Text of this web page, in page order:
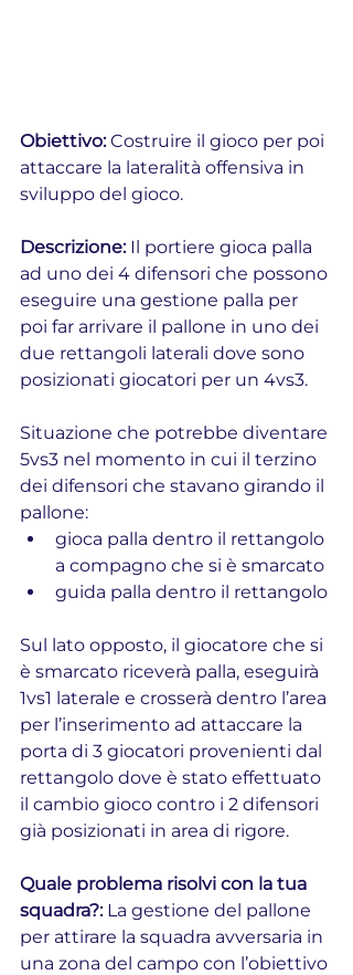
Obiettivo: Costruire il gioco per poi
attaccare la lateralità offensiva in
sviluppo del gioco.
Descrizione: Il portiere gioca palla
ad uno dei 4 difensori che possono
eseguire una gestione palla per
poi far arrivare il pallone in uno dei
due rettangoli laterali dove sono
posizionati giocatori per un 4vs3.
Situazione che potrebbe diventare
5vs3 nel momento in cui il terzino
dei difensori che stavano girando il
pallone:
gioca palla dentro il rettangolo
a compagno che si è smarcato
guida palla dentro il rettangolo
Sul lato opposto, il giocatore che si
è smarcato riceverà palla, eseguirà
1vs1 laterale e crosserà dentro l’area
per l’inserimento ad attaccare la
porta di 3 giocatori provenienti dal
rettangolo dove è stato effettuato
il cambio gioco contro i 2 difensori
già posizionati in area di rigore.
Quale problema risolvi con la tua
squadra?: La gestione del pallone
per attirare la squadra avversaria in
una zona del campo con l’obiettivo